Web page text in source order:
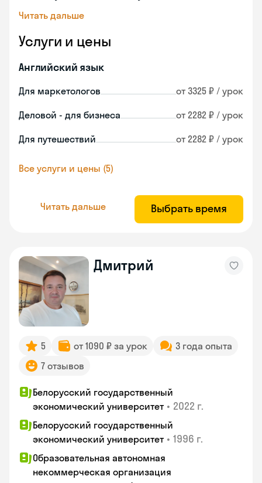
Читать дальше
Услуги и цены
Английский язык
Для маркетологов от 3325 ₽ / урок
Деловой - для бизнеса от 2282 ₽ / урок
Для путешествий от 2282 ₽ / урок
Все услуги и цены (5)
Читать дальше Выбрать время
Дмитрий
5 от 1090 ₽ за урок
3 года опыта
7 отзывов
Белорусский государственный
экономический университет • 2022 г.
Белорусский государственный
экономический университет • 1996 г.
Образовательная автономная
некоммерческая организация